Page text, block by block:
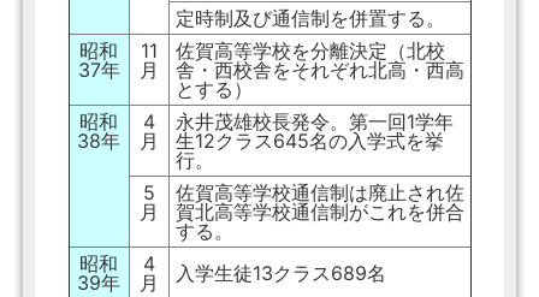
定時制及び通信制を併置する。
昭和
37年
11
月
佐賀高等学校を分離決定（北校
舎・西校舎をそれぞれ北高・西高
とする）
昭和
38年
4
月
永井茂雄校長発令。第一回1学年
生12クラス645名の入学式を挙
行。
5
月
佐賀高等学校通信制は廃止され佐
賀北高等学校通信制がこれを併合
する。
昭和
39年
4
月
入学生徒13クラス689名